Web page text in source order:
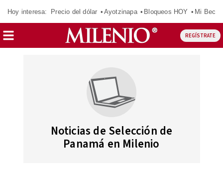
Hoy interesa: Precio del dólar Ayotzinapa Bloqueos HOY Mi Beca
REGÍSTRATE
Noticias de Selección de
Panamá en Milenio